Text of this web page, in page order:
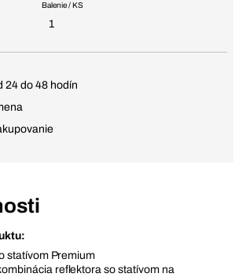
Balenie / KS
1
24 do 48 hodín
statívom Premium
reflektora so statívom na